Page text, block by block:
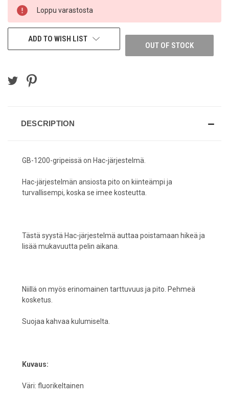
CURRENT
STOCK:
Loppu varastosta
OUT OF STOCK
ADD TO WISH LIST
DESCRIPTION
GB-1200-gripeissä on Hac-järjestelmä.
Hac-järjestelmän ansiosta pito on kiinteämpi ja
turvallisempi, koska se imee kosteutta.
Tästä syystä Hac-järjestelmä auttaa poistamaan hikeä ja
lisää mukavuutta pelin aikana.
Niillä on myös erinomainen tarttuvuus ja pito. Pehmeä
kosketus.
Suojaa kahvaa kulumiselta.
Kuvaus:
Väri: fluorikeltainen